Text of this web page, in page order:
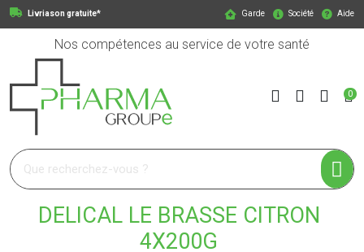
Livriason gratuite* Garde Société Aide
Nos compétences au service de votre santé
Pharmagroupe Votre pharmacie en ligne à votre service
0
DELICAL LE BRASSE CITRON
4X200G